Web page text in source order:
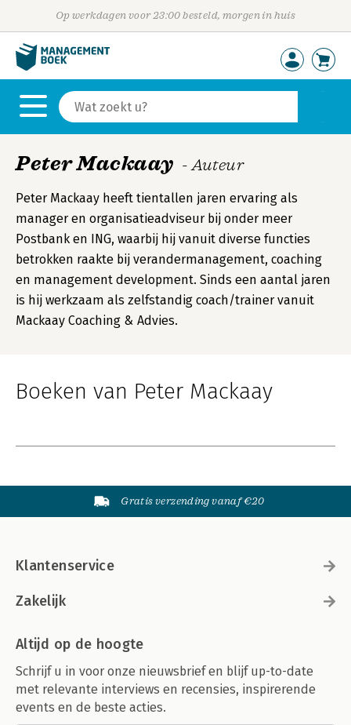
Op werkdagen voor 23:00 besteld, morgen in huis
Peter Mackaay - Auteur
Peter Mackaay heeft tientallen jaren ervaring als
manager en organisatieadviseur bij onder meer
Postbank en ING, waarbij hij vanuit diverse functies
betrokken raakte bij verandermanagement, coaching
en management development. Sinds een aantal jaren
is hij werkzaam als zelfstandig coach/trainer vanuit
Mackaay Coaching & Advies.
Boeken van Peter Mackaay
Gratis verzending vanaf €20
Klantenservice
Zakelijk
Altijd op de hoogte
Schrijf u in voor onze nieuwsbrief en blijf up-to-date
met relevante interviews en recensies, inspirerende
events en de beste acties.